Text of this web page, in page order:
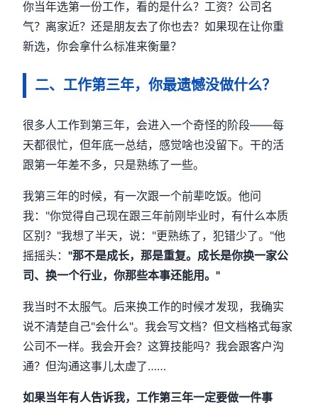
你当年选第一份工作，看的是什么？工资？公司名
气？离家近？还是朋友去了你也去？如果现在让你重
新选，你会拿什么标准来衡量？
二、工作第三年，你最遗憾没做什么？
很多人工作到第三年，会进入一个奇怪的阶段——每
天都很忙，但年底一总结，感觉啥也没留下。干的活
跟第一年差不多，只是熟练了一些。
我第三年的时候，有一次跟一个前辈吃饭。他问
我："你觉得自己现在跟三年前刚毕业时，有什么本质
区别？"我想了半天，说："更熟练了，犯错少了。"他
摇摇头："那不是成长，那是重复。成长是你换一家公
司、换一个行业，你那些本事还能用。"
我当时不太服气。后来换工作的时候才发现，我确实
说不清楚自己"会什么"。我会写文档？但文档格式每家
公司不一样。我会开会？这算技能吗？我会跟客户沟
通？但沟通这事儿太虚了……
如果当年有人告诉我，工作第三年一定要做一件事